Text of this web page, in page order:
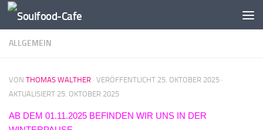
Zum Inhalt springen
ALLGEMEIN
VON THOMAS WALTHER · VERÖFFENTLICHT 25. OKTOBER 2025 ·
AKTUALISIERT 25. OKTOBER 2025
AB DEM 01.11.2025 BEFINDEN WIR UNS IN DER